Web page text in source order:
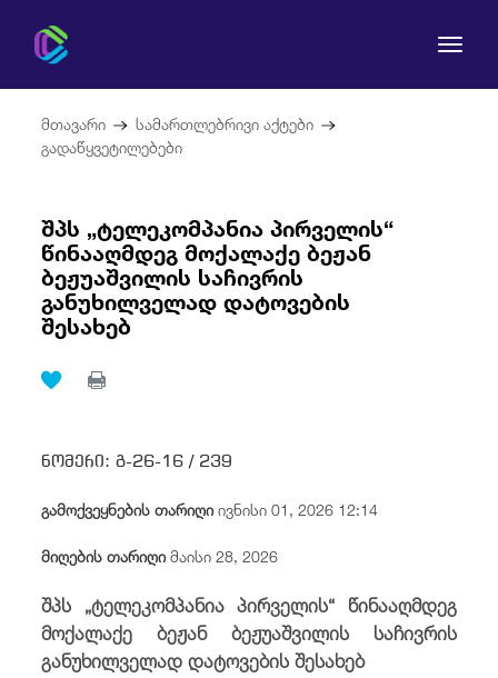
კომისია
მომხმარებლის უფლებები
რეგულირება
Eng / ქარ fb in you
მთავარი სამართლებრივი აქტები
გადაწყვეტილებები
შპს „ტელეკომპანია პირველის“
წინააღმდეგ მოქალაქე ბეჟან
ბეჟუაშვილის საჩივრის
განუხილველად დატოვების
შესახებ
ნომერი: გ-26-16 / 239
გამოქვეყნების თარიღიივნისი 01, 2026 12:14
მიღების თარიღიმაისი 28, 2026
შპს „ტელეკომპანია პირველის“ წინააღმდეგ
მოქალაქე ბეჟან ბეჟუაშვილის საჩივრის
განუხილველად დატოვების შესახებ